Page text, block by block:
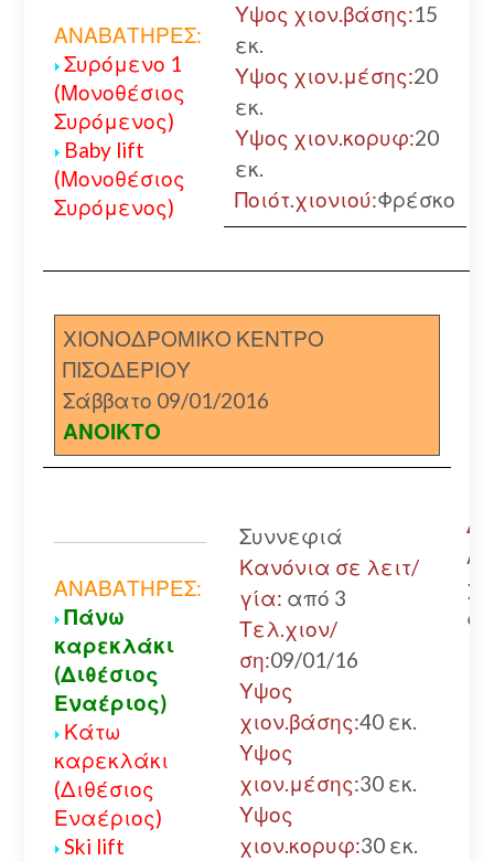
ΑΝΑΒΑΤΗΡΕΣ:
Συρόμενο 1
(Μονοθέσιος
Συρόμενος)
Baby lift
(Μονοθέσιος
Συρόμενος)
Υψος χιον.βάσης:15
εκ.
Υψος χιον.μέσης:20
εκ.
Υψος χιον.κορυφ:20
εκ.
Ποιότ.χιονιού:Φρέσκο
ΧΙΟΝΟΔΡΟΜΙΚΟ ΚΕΝΤΡΟ
ΠΙΣΟΔΕΡΙΟΥ
Σάββατο 09/01/2016
ΑΝΟΙΚΤΟ
ΑΝΑΒΑΤΗΡΕΣ:
Πάνω
καρεκλάκι
(Διθέσιος
Εναέριος)
Κάτω
καρεκλάκι
(Διθέσιος
Εναέριος)
Ski lift
Συννεφιά
Κανόνια σε λειτ/
γία: από 3
Τελ.χιον/
ση:09/01/16
Υψος
χιον.βάσης:40 εκ.
Υψος
χιον.μέσης:30 εκ.
Υψος
χιον.κορυφ:30 εκ.